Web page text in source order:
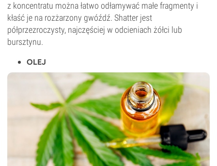
z koncentratu można łatwo odłamywać małe fragmenty i
kłaść je na rozżarzony gwóźdź. Shatter jest
półprzezroczysty, najczęściej w odcieniach żółci lub
bursztynu.
OLEJ